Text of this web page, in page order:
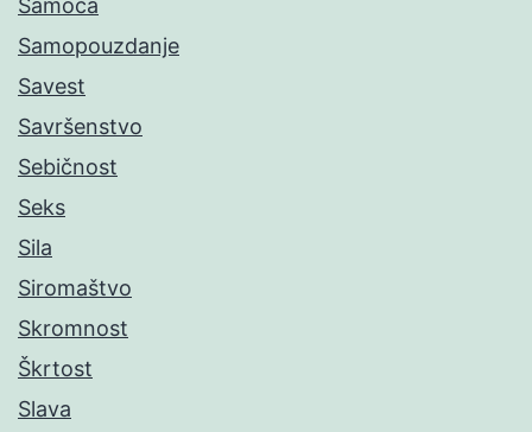
Samoća
Samopouzdanje
Savest
Savršenstvo
Sebičnost
Seks
Sila
Siromaštvo
Skromnost
Škrtost
Slava